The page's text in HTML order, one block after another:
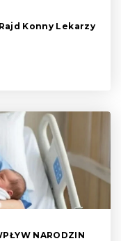
Konny Lekarzy
NARODZIN